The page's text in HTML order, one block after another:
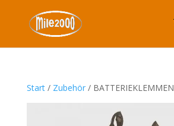
Start/ Zubehör/ BATTERIEKLEMMEN